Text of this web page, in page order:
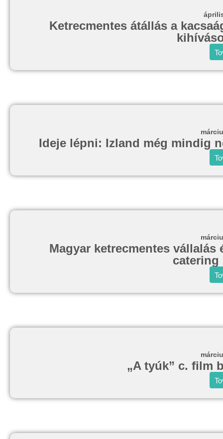
Ketrecmentes átállás a
Ideje lépni: Izland még mindig
Magyar ketrecmentes
catering
„A tyúk” c. film